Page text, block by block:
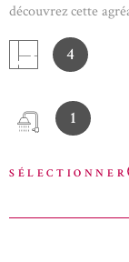
découvrez cette
une vie paisible à la
espace de vie
aménagée et
Côté nuit, vous
famille ou pour
agréable ainsi que
moments de
bénéficie de
thermodynamique
vitrage Les atouts
4
1
SÉLECTIONNER